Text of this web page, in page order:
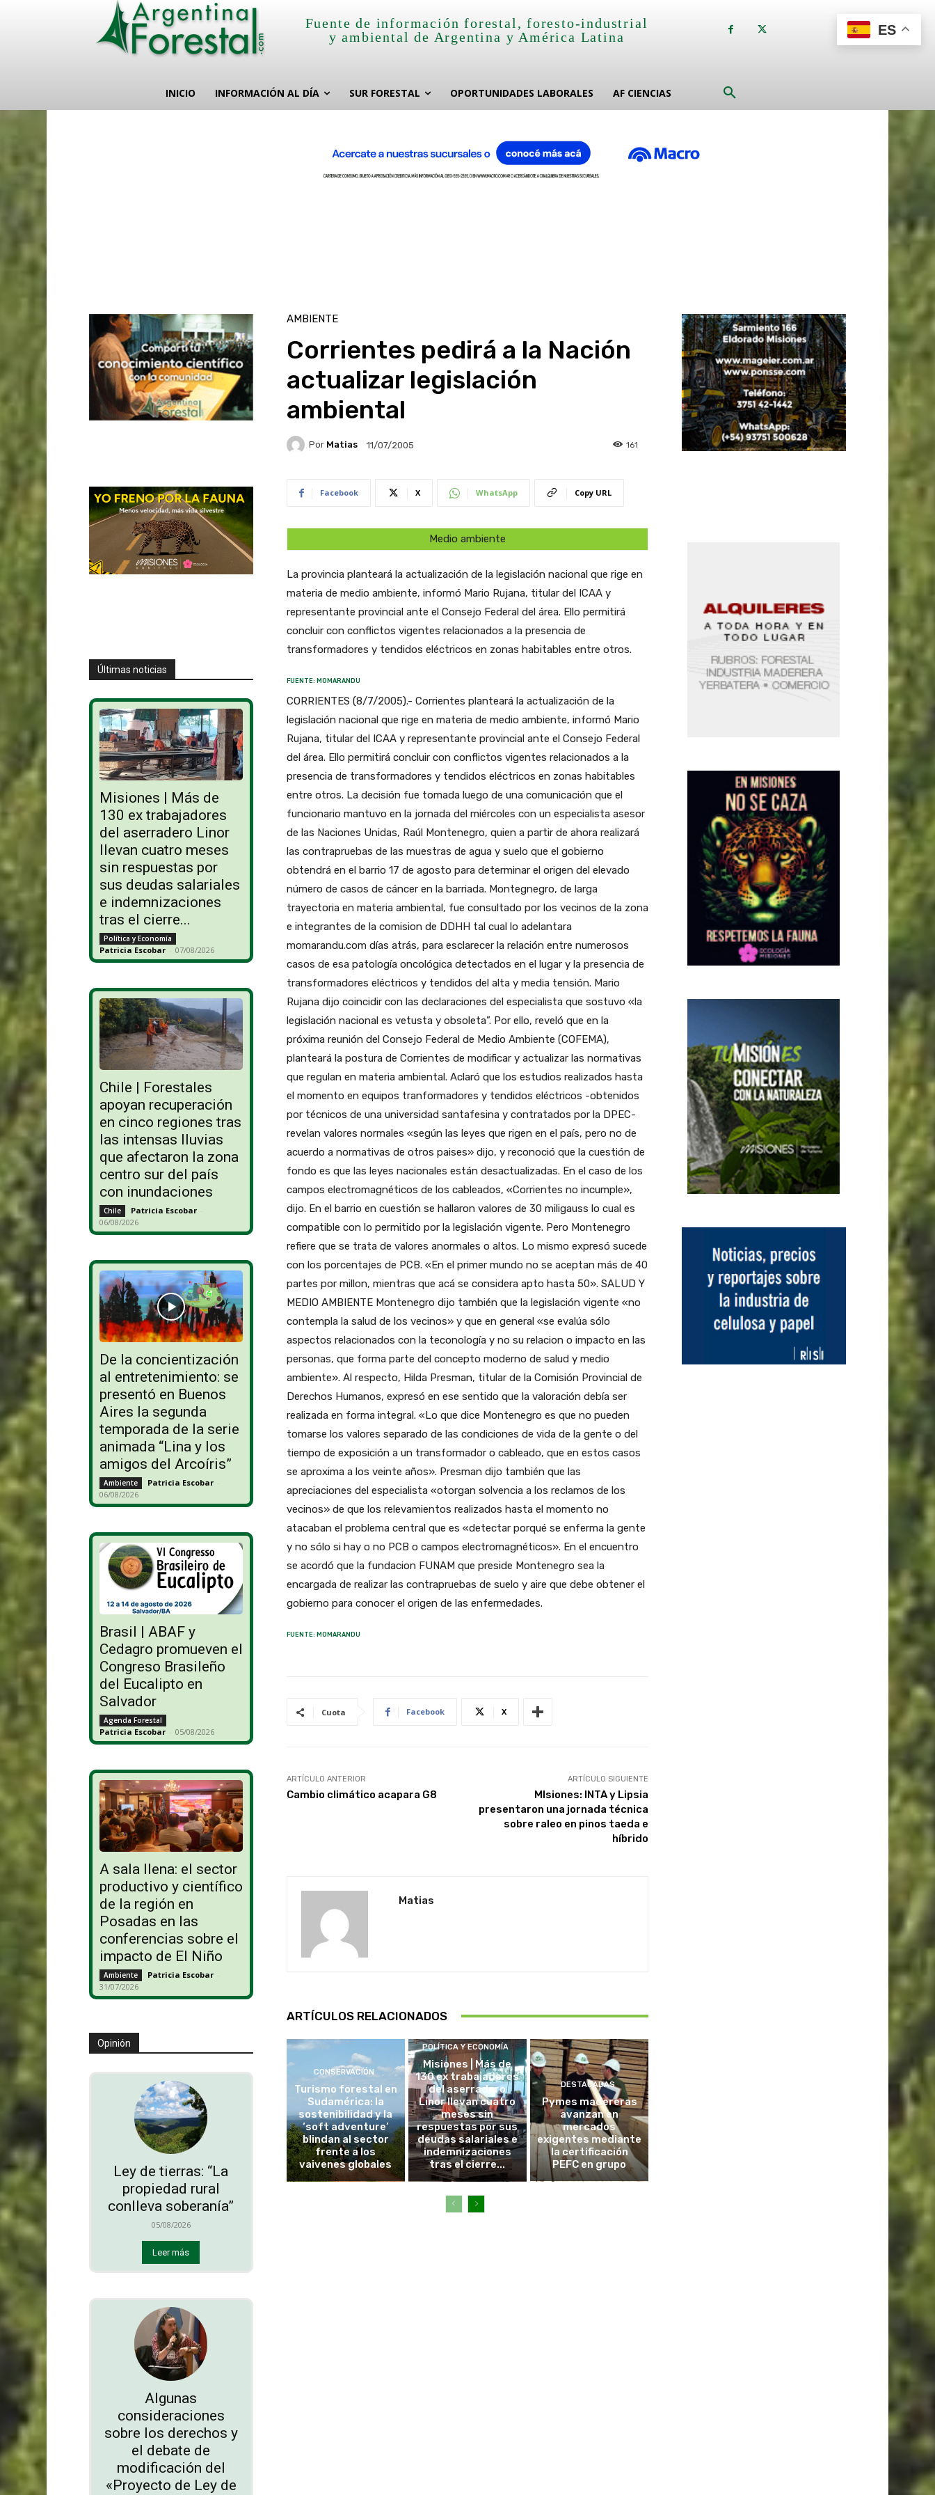
Fuente de información forestal, foresto-industrial
y ambiental de Argentina y América Latina
INICIO INFORMACIÓN AL DÍA SUR FORESTAL OPORTUNIDADES LABORALES AF CIENCIAS
Últimas noticias
Misiones | Más de
130 ex trabajadores
del aserradero Linor
llevan cuatro meses
sin respuestas por
sus deudas salariales
e indemnizaciones
tras el cierre...
Política y Economía
Patricia Escobar - 07/08/2026
Chile | Forestales
apoyan recuperación
en cinco regiones tras
las intensas lluvias
que afectaron la zona
centro sur del país
con inundaciones
Chile Patricia Escobar -
06/08/2026
De la concientización
al entretenimiento: se
presentó en Buenos
Aires la segunda
temporada de la serie
animada “Lina y los
amigos del Arcoíris”
Ambiente Patricia Escobar -
06/08/2026
Brasil | ABAF y
Cedagro promueven el
Congreso Brasileño
del Eucalipto en
Salvador
Agenda Forestal
Patricia Escobar - 05/08/2026
A sala llena: el sector
productivo y científico
de la región en
Posadas en las
conferencias sobre el
impacto de El Niño
Ambiente Patricia Escobar -
31/07/2026
Opinión
Ley de tierras: “La
propiedad rural
conlleva soberanía”
05/08/2026
Leer más
Algunas
consideraciones
sobre los derechos y
el debate de
modificación del
«Proyecto de Ley de
AMBIENTE
Corrientes pedirá a la Nación
actualizar legislación
ambiental
Por Matias 11/07/2005 161
Facebook X WhatsApp Copy URL
Medio ambiente
La provincia planteará la actualización de la legislación nacional que rige en
materia de medio ambiente, informó Mario Rujana, titular del ICAA y
representante provincial ante el Consejo Federal del área. Ello permitirá
concluir con conflictos vigentes relacionados a la presencia de
transformadores y tendidos eléctricos en zonas habitables entre otros.
FUENTE: MOMARANDU
CORRIENTES (8/7/2005).- Corrientes planteará la actualización de la
legislación nacional que rige en materia de medio ambiente, informó Mario
Rujana, titular del ICAA y representante provincial ante el Consejo Federal
del área. Ello permitirá concluir con conflictos vigentes relacionados a la
presencia de transformadores y tendidos eléctricos en zonas habitables
entre otros. La decisión fue tomada luego de una comunicación que el
funcionario mantuvo en la jornada del miércoles con un especialista asesor
de las Naciones Unidas, Raúl Montenegro, quien a partir de ahora realizará
las contrapruebas de las muestras de agua y suelo que el gobierno
obtendrá en el barrio 17 de agosto para determinar el origen del elevado
número de casos de cáncer en la barriada. Montegnegro, de larga
trayectoria en materia ambiental, fue consultado por los vecinos de la zona
e integrantes de la comision de DDHH tal cual lo adelantara
momarandu.com días atrás, para esclarecer la relación entre numerosos
casos de esa patología oncológica detectados en el lugar y la presencia de
transformadores eléctricos y tendidos del alta y media tensión. Mario
Rujana dijo coincidir con las declaraciones del especialista que sostuvo «la
legislación nacional es vetusta y obsoleta”. Por ello, reveló que en la
próxima reunión del Consejo Federal de Medio Ambiente (COFEMA),
planteará la postura de Corrientes de modificar y actualizar las normativas
que regulan en materia ambiental. Aclaró que los estudios realizados hasta
el momento en equipos tranformadores y tendidos eléctricos -obtenidos
por técnicos de una universidad santafesina y contratados por la DPEC-
revelan valores normales «según las leyes que rigen en el país, pero no de
acuerdo a normativas de otros paises» dijo, y reconoció que la cuestión de
fondo es que las leyes nacionales están desactualizadas. En el caso de los
campos electromagnéticos de los cableados, «Corrientes no incumple»,
dijo. En el barrio en cuestión se hallaron valores de 30 miligauss lo cual es
compatible con lo permitido por la legislación vigente. Pero Montenegro
refiere que se trata de valores anormales o altos. Lo mismo expresó sucede
con los porcentajes de PCB. «En el primer mundo no se aceptan más de 40
partes por millon, mientras que acá se considera apto hasta 50». SALUD Y
MEDIO AMBIENTE Montenegro dijo también que la legislación vigente «no
contempla la salud de los vecinos» y que en general «se evalúa sólo
aspectos relacionados con la teconología y no su relacion o impacto en las
personas, que forma parte del concepto moderno de salud y medio
ambiente». Al respecto, Hilda Presman, titular de la Comisión Provincial de
Derechos Humanos, expresó en ese sentido que la valoración debía ser
realizada en forma integral. «Lo que dice Montenegro es que no pueden
tomarse los valores separado de las condiciones de vida de la gente o del
tiempo de exposición a un transformador o cableado, que en estos casos
se aproxima a los veinte años». Presman dijo también que las
apreciaciones del especialista «otorgan solvencia a los reclamos de los
vecinos» de que los relevamientos realizados hasta el momento no
atacaban el problema central que es «detectar porqué se enferma la gente
y no sólo si hay o no PCB o campos electromagnéticos». En el encuentro
se acordó que la fundacion FUNAM que preside Montenegro sea la
encargada de realizar las contrapruebas de suelo y aire que debe obtener el
gobierno para conocer el origen de las enfermedades.
FUENTE: MOMARANDU
Cuota Facebook X
ARTÍCULO ANTERIOR
Cambio climático acapara G8
ARTÍCULO SIGUIENTE
MIsiones: INTA y Lipsia
presentaron una jornada técnica
sobre raleo en pinos taeda e
híbrido
Matias
ARTÍCULOS RELACIONADOS
CONSERVACIÓN
Turismo forestal en
Sudamérica: la
sostenibilidad y la
‘soft adventure’
blindan al sector
frente a los
vaivenes globales
POLÍTICA Y ECONOMÍA
Misiones | Más de
130 ex trabajadores
del aserradero
Linor llevan cuatro
meses sin
respuestas por sus
deudas salariales e
indemnizaciones
tras el cierre...
DESTACADAS
Pymes madereras
avanzan en
mercados
exigentes mediante
la certificación
PEFC en grupo
ES